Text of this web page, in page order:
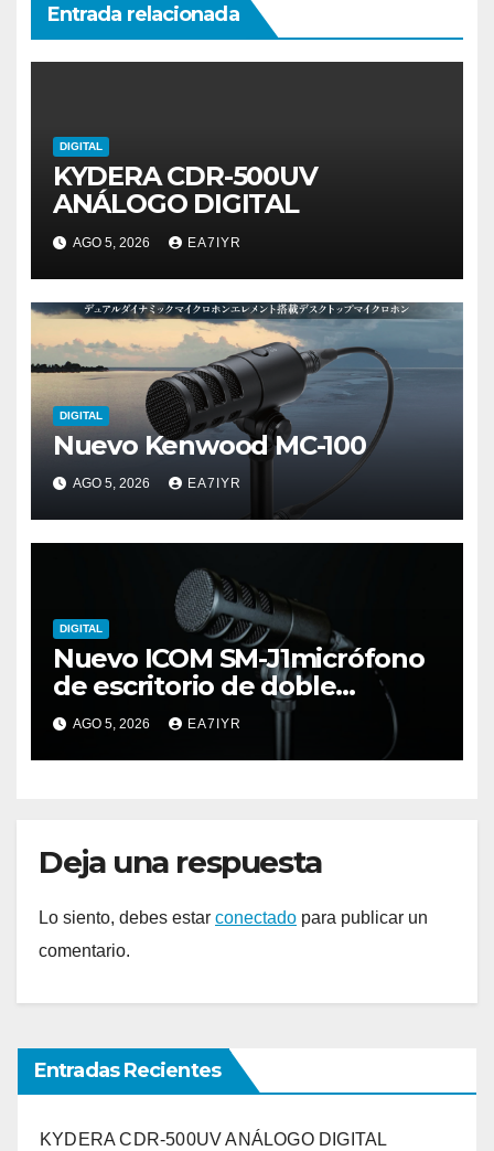
Entrada relacionada
DIGITAL
KYDERA CDR-500UV
ANÁLOGO DIGITAL
AGO 5, 2026 EA7IYR
DIGITAL
Nuevo Kenwood MC-100
AGO 5, 2026 EA7IYR
DIGITAL
Nuevo ICOM SM-J1micrófono
de escritorio de doble
elemento premium
AGO 5, 2026 EA7IYR
Deja una respuesta
Lo siento, debes estar conectado para publicar un
comentario.
Entradas Recientes
KYDERA CDR-500UV ANÁLOGO DIGITAL